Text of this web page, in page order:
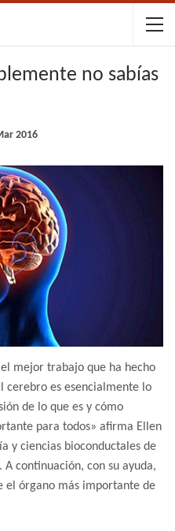
no sabías
2016
mejor trabajo que ha hecho
cerebro es esencialmente lo
de lo que es y cómo
para todos» afirma Ellen
y ciencias bioconductales de
A continuación, con su ayuda,
el órgano más importante de